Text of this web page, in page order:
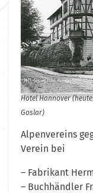
Hotel Hannover
Goslar)
Alpenvereins
Verein bei
– Fabrikant
– Buchhändler